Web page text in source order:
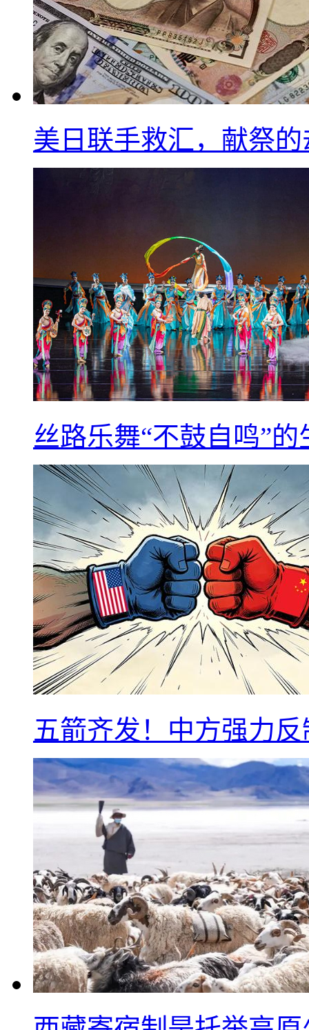
美日联手救汇，献祭
丝路乐舞“不鼓自鸣”
五箭齐发！中方强力